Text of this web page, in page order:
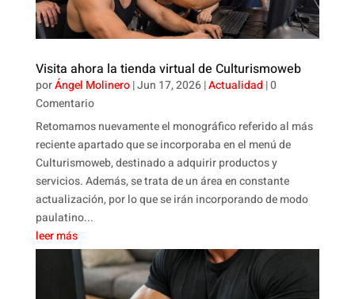
Visita ahora la tienda virtual de Culturismoweb
porÁngel Molinero|Jun 17, 2026|Actualidad | 0
Comentario
Retomamos nuevamente el monográfico referido al más
reciente apartado que se incorporaba en el menú de
Culturismoweb, destinado a adquirir productos y
servicios. Además, se trata de un área en constante
actualización, por lo que se irán incorporando de modo
paulatino...
leer más